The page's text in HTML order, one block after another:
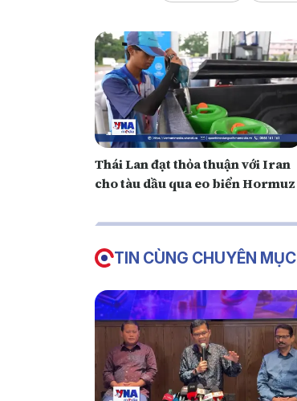
Thái Lan đạt thỏa thuận với Iran
cho tàu dầu qua eo biển Hormuz
TIN CÙNG CHUYÊN MỤC